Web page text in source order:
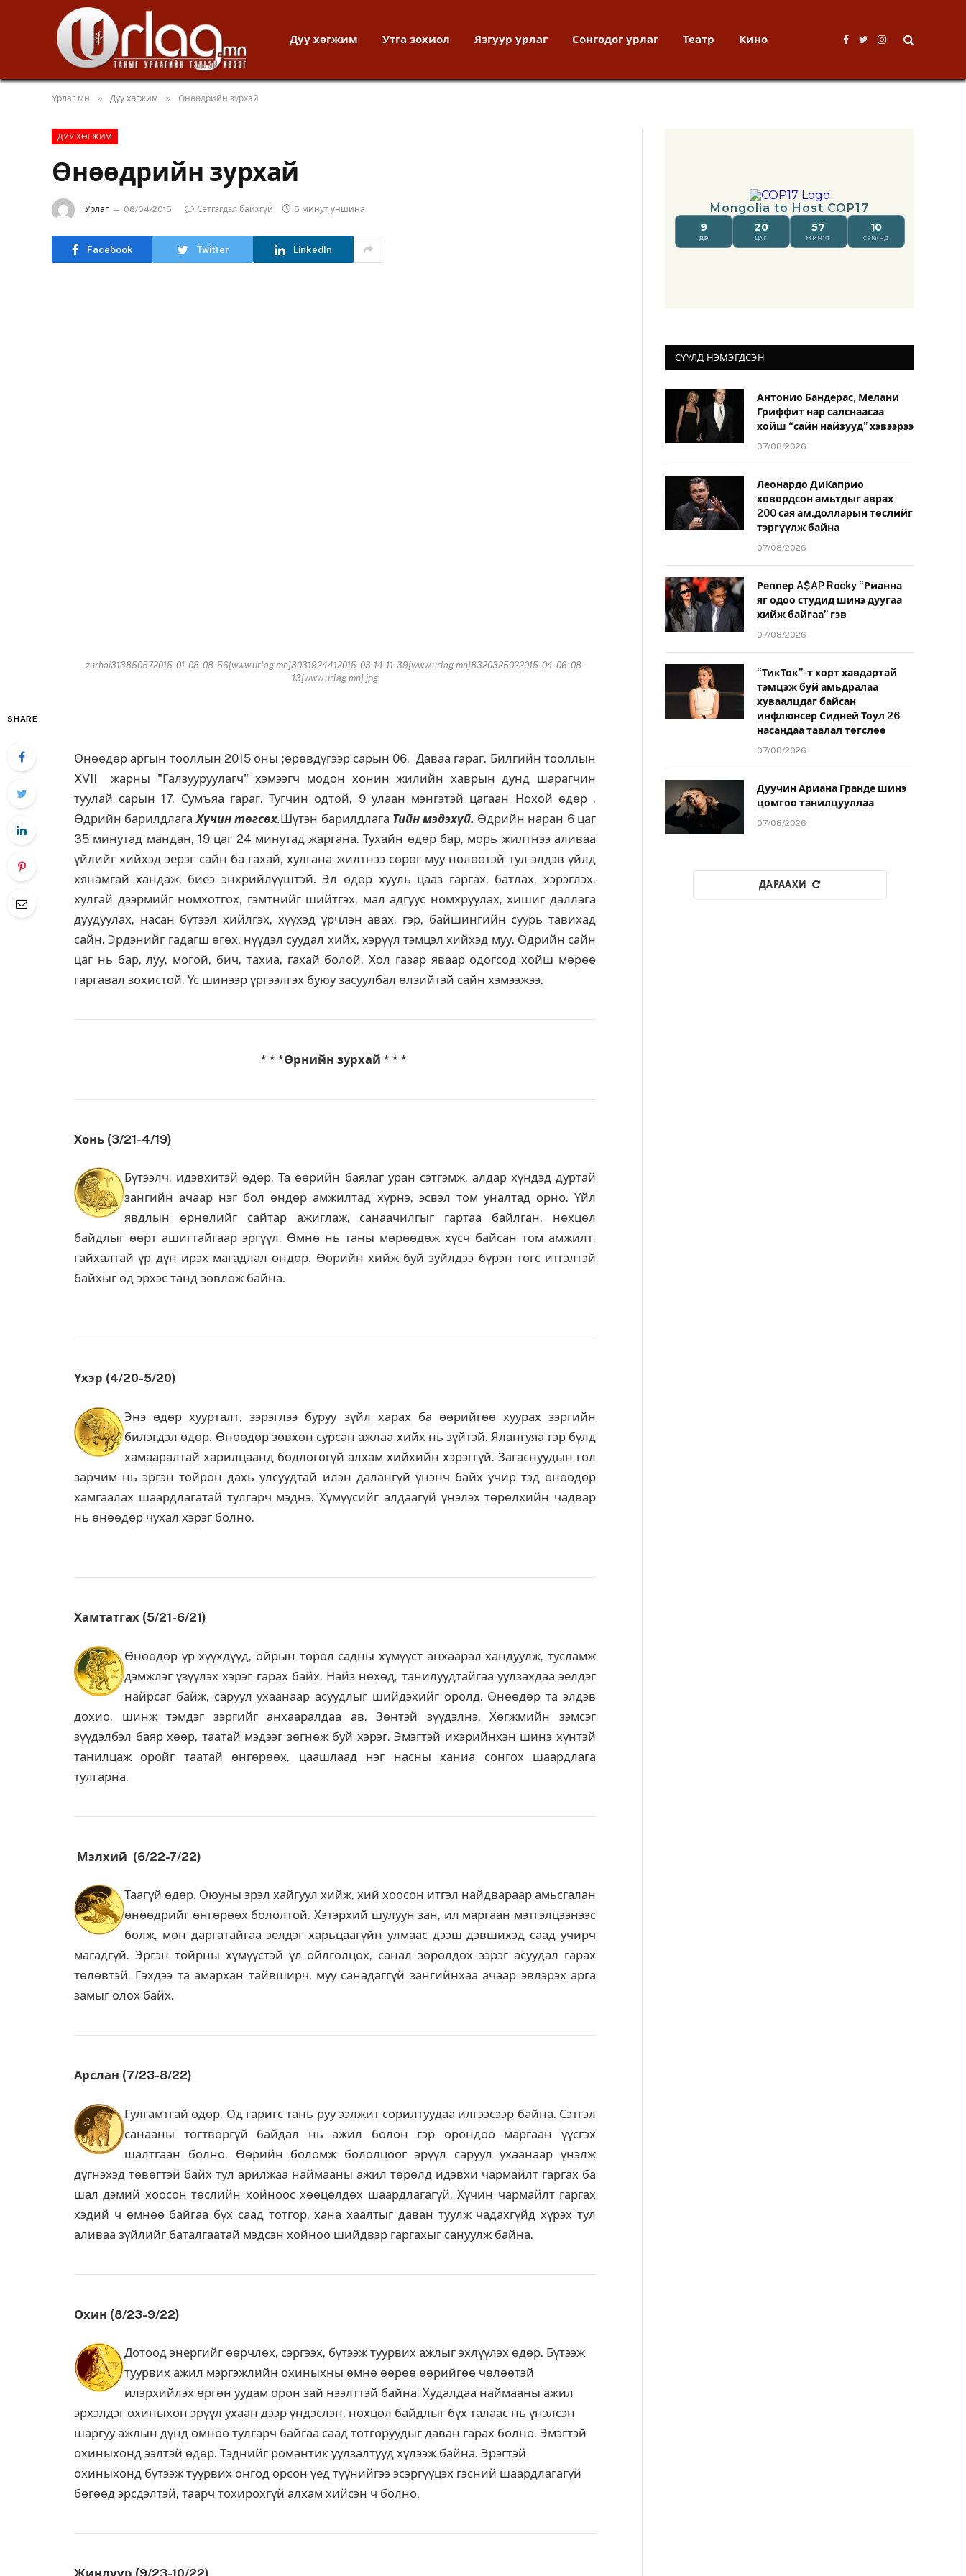
Дуу хөгжим Утга зохиол Язгуур урлаг Сонгодог урлаг Театр Кино
Facebook
TwitterInstagram
Урлаг.мн » Дуу хөгжим » Өнөөдрийн зурхай
ДУУ ХӨГЖИМ
Өнөөдрийн зурхай
Урлаг 06/04/2015 Сэтгэгдэл байхгүй 5 минут уншина
Facebook Twitter LinkedIn
zurhai313850572015-01-08-08-56[www.urlag.mn]3031924412015-03-14-11-39[www.urlag.mn]8320325022015-04-06-08-
13[www.urlag.mn].jpg
SHARE
Өнөөдөр аргын тооллын 2015 оны ;өрөвдүгээр сарын 06. Даваа гараг. Билгийн тооллын
XVII жарны "Галзууруулагч" хэмээгч модон хонин жилийн хаврын дунд шарагчин
туулай сарын 17. Сумъяа гараг. Тугчин одтой, 9 улаан мэнгэтэй цагаан Нохой өдөр .
Өдрийн барилдлага Хүчин төгсөх.Шүтэн барилдлага Тийн мэдэхүй. Өдрийн наран 6 цаг
35 минутад мандан, 19 цаг 24 минутад жаргана. Тухайн өдөр бар, морь жилтнээ аливаа
үйлийг хийхэд эерэг сайн ба гахай, хулгана жилтнээ сөрөг муу нөлөөтэй тул элдэв үйлд
хянамгай хандаж, биеэ энхрийлүүштэй. Эл өдөр хууль цааз гаргах, батлах, хэрэглэх,
хулгай дээрмийг номхотгох, гэмтнийг шийтгэх, мал адгуус номхруулах, хишиг даллага
дуудуулах, насан бүтээл хийлгэх, хүүхэд үрчлэн авах, гэр, байшингийн суурь тавихад
сайн. Эрдэнийг гадагш өгөх, нүүдэл суудал хийх, хэрүүл тэмцэл хийхэд муу. Өдрийн сайн
цаг нь бар, луу, могой, бич, тахиа, гахай болой. Хол газар яваар одогсод хойш мөрөө
гаргавал зохистой. Үс шинээр үргээлгэх буюу засуулбал өлзийтэй сайн хэмээжээ.
* * *Өрнийн зурхай * * *
Хонь (3/21-4/19)
Бүтээлч, идэвхитэй өдөр. Та өөрийн баялаг уран сэтгэмж, алдар хүндэд дуртай
зангийн ачаар нэг бол өндөр амжилтад хүрнэ, эсвэл том уналтад орно. Үйл
явдлын өрнөлийг сайтар ажиглаж, санаачилгыг гартаа байлган, нөхцөл
байдлыг өөрт ашигтайгаар эргүүл. Өмнө нь таны мөрөөдөж хүсч байсан том амжилт,
гайхалтай үр дүн ирэх магадлал өндөр. Өөрийн хийж буй зуйлдээ бүрэн төгс итгэлтэй
байхыг од эрхэс танд зөвлөж байна.
Үхэр (4/20-5/20)
Энэ өдөр хуурталт, зэрэглээ буруу зүйл харах ба өөрийгөө хуурах зэргийн
билэгдэл өдөр. Өнөөдөр зөвхөн сурсан ажлаа хийх нь зүйтэй. Ялангуяа гэр бүлд
хамааралтай харилцаанд бодлогогүй алхам хийхийн хэрэггүй. Загаснуудын гол
зарчим нь эргэн тойрон дахь улсуудтай илэн далангүй үнэнч байх учир тэд өнөөдөр
хамгаалах шаардлагатай тулгарч мэднэ. Хүмүүсийг алдаагүй үнэлэх төрөлхийн чадвар
нь өнөөдөр чухал хэрэг болно.
Хамтатгах (5/21-6/21)
Өнөөдөр үр хүүхдүүд, ойрын төрөл садны хүмүүст анхаарал хандуулж, тусламж
дэмжлэг үзүүлэх хэрэг гарах байх. Найз нөхөд, танилуудтайгаа уулзахдаа эелдэг
найрсаг байж, саруул ухаанаар асуудлыг шийдэхийг оролд. Өнөөдөр та элдэв
дохио, шинж тэмдэг зэргийг анхааралдаа ав. Зөнтэй зүүдэлнэ. Хөгжмийн зэмсэг
зүүдэлбэл баяр хөөр, таатай мэдээг зөгнөж буй хэрэг. Эмэгтэй ихэрийнхэн шинэ хүнтэй
танилцаж оройг таатай өнгөрөөх, цаашлаад нэг насны ханиа сонгох шаардлага
тулгарна.
Мэлхий (6/22-7/22)
Таагүй өдөр. Оюуны эрэл хайгуул хийж, хий хоосон итгэл найдвараар амьсгалан
өнөөдрийг өнгөрөөх бололтой. Хэтэрхий шулуун зан, ил маргаан мэтгэлцээнээс
болж, мөн даргатайгаа эелдэг харьцаагүйн улмаас дээш дэвшихэд саад учирч
магадгүй. Эргэн тойрны хүмүүстэй үл ойлголцох, санал зөрөлдөх зэрэг асуудал гарах
төлөвтэй. Гэхдээ та амархан тайвширч, муу санадаггүй зангийнхаа ачаар эвлэрэх арга
замыг олох байх.
Арслан (7/23-8/22)
Гулгамтгай өдөр. Од гаригс тань руу ээлжит сорилтуудаа илгээсээр байна. Сэтгэл
санааны тогтворгүй байдал нь ажил болон гэр орондоо маргаан үүсгэх
шалтгаан болно. Өөрийн боломж бололцоог эрүүл саруул ухаанаар үнэлж
дүгнэхэд төвөгтэй байх тул арилжаа наймааны ажил төрөлд идэвхи чармайлт гаргах ба
шал дэмий хоосон төслийн хойноос хөөцөлдөх шаардлагагүй. Хүчин чармайлт гаргах
хэдий ч өмнөө байгаа бүх саад тотгор, хана хаалтыг даван туулж чадахгүйд хүрэх тул
аливаа зүйлийг баталгаатай мэдсэн хойноо шийдвэр гаргахыг сануулж байна.
Охин (8/23-9/22)
Дотоод энергийг өөрчлөх, сэргээх, бүтээж туурвих ажлыг эхлүүлэх өдөр. Бүтээж
туурвих ажил мэргэжлийн охиныхны өмнө өөрөө өөрийгөө чөлөөтэй
илэрхийлэх өргөн уудам орон зай нээлттэй байна. Худалдаа наймааны ажил
эрхэлдэг охиныхон эрүүл ухаан дээр үндэслэн, нөхцөл байдлыг бүх талаас нь үнэлсэн
шаргуу ажлын дүнд өмнөө тулгарч байгаа саад тотгоруудыг даван гарах болно. Эмэгтэй
охиныхонд ээлтэй өдөр. Тэднийг романтик уулзалтууд хүлээж байна. Эрэгтэй
охиныхонд бүтээж туурвих онгод орсон үед түүнийгээ эсэргүүцэх гэсний шаардлагагүй
бөгөөд эрсдэлтэй, таарч тохирохгүй алхам хийсэн ч болно.
СҮҮЛД НЭМЭГДСЭН
Антонио Бандерас, Мелани
Гриффит нар салснаасаа
хойш “сайн найзууд” хэвээрээ
07/08/2026
Леонардо ДиКаприо
ховордсон амьтдыг аврах
200 сая ам.долларын төслийг
тэргүүлж байна
07/08/2026
Реппер A$AP Rocky “Рианна
яг одоо студид шинэ дуугаа
хийж байгаа” гэв
07/08/2026
“ТикТок”-т хорт хавдартай
тэмцэж буй амьдралаа
хуваалцдаг байсан
инфлюнсер Сидней Тоул 26
насандаа таалал төгслөө
07/08/2026
Дуучин Ариана Гранде шинэ
цомгоо танилцууллаа
07/08/2026
ДАРААХИ